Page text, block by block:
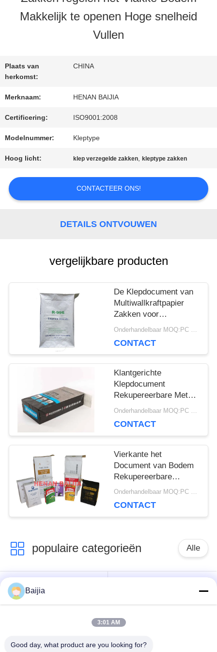
FABRIEKSREIS
KWALITEITSCONTROLE
CONTACTEER
ONS
NIEUWS
GEVALLEN
SITEMAP
PRIVACY
POLICY
Makkelijk te openen Hoge snelheid
Vullen
Plaats van
herkomst:
CHINA
Merknaam: HENAN BAIJIA
Certificering: ISO9001:2008
Modelnummer: Kleptype
Hoog licht: klep verzegelde zakken,kleptype zakken
CONTACTEER ONS!
DETAILS ONTVOUWEN
vergelijkbare producten
De Klepdocument van
Multiwallkraftpapier
Zakken voor
Verpakking Chemische
50kg
Onderhandelbaar MOQ:PC 5000
CONTACT
Klantgerichte
Klepdocument
Rekupereerbare Met
lange levensuur van
Zakken Vierkante
Onderhandelbaar MOQ:PC 5000
CONTACT
Vierkante het
Document van Bodem
Rekupereerbare
Multiwall Kraftpapier
Klantgerichte Klep
Onderhandelbaar MOQ:PC 5000
CONTACT
populaire categorieën Alle
Het Document van
Multiwallkraftpapier
Zakken
Klepmultiwall Zakken
Document van
Kraftpapier-Document
Baijia
3:01 AM
Good day, what product are you looking for?